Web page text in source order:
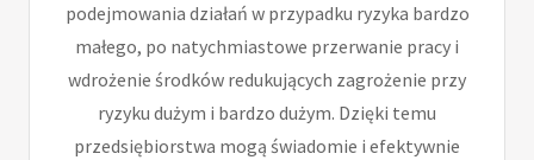
podejmowania działań w przypadku ryzyka bardzo
małego, po natychmiastowe przerwanie pracy i
wdrożenie środków redukujących zagrożenie przy
ryzyku dużym i bardzo dużym. Dzięki temu
przedsiębiorstwa mogą świadomie i efektywnie